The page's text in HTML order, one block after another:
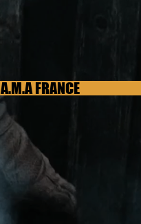
A.M.A FRANCE